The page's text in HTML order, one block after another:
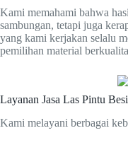
Kami memahami bahwa
sambungan, tetapi juga
yang kami kerjakan selalu
pemilihan material
Layanan Jasa Las Pintu Besi
Kami melayani berbagai